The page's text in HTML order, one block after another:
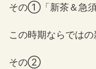
その①「新茶＆急
この時期ならでは
その②